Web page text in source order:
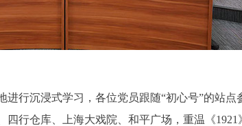
行沉浸式学习，各位党员跟随“初心号”的站点
行仓库、上海大戏院、和平广场，重温《1921